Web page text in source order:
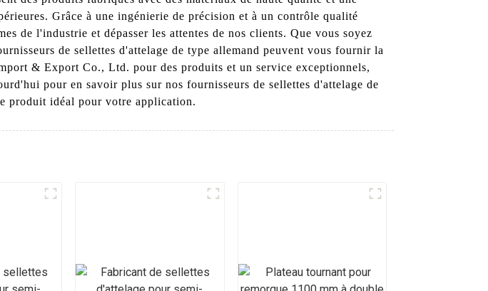
Grâce à une ingénierie de précision et à un contrôle qualité
de l'industrie et dépasser les attentes de nos clients. Que vous soyez
de sellettes d'attelage de type allemand peuvent vous fournir la
& Export Co., Ltd. pour des produits et un service exceptionnels,
pour en savoir plus sur nos fournisseurs de sellettes d'attelage de
produit idéal pour votre application.